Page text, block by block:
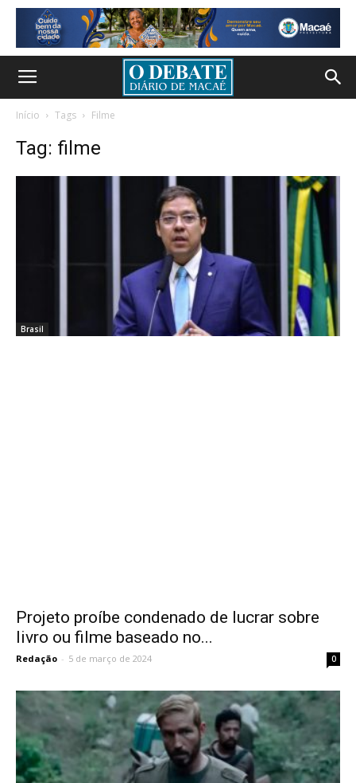
Início Tags Filme
Tag: filme
Brasil
Projeto proíbe condenado de lucrar sobre
livro ou filme baseado no...
Redação - 5 de março de 2024 0